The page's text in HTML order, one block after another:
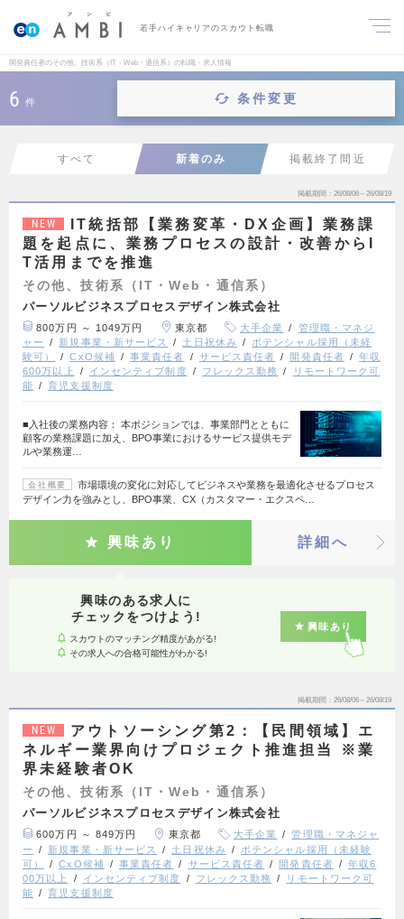
若手ハイキャリアのスカウト転職
開発責任者のその他、技術系（IT・Web・通信系）の転職・求人情報
6 件 条件変更
すべて 新着のみ 掲載終了間近
掲載期間 26/08/06～26/08/19
NEW
IT統括部【業務変革・DX企画】業務課
題を起点に、業務プロセスの設計・改善からI
T活用までを推進
その他、技術系（IT・Web・通信系）
パーソルビジネスプロセスデザイン株式会社
800万円 ～ 1049万円 東京都 大手企業
管理職・マネジ
ャー
新規事業・新サービス 土日祝休み
ポテンシャル採用（未経
験可）
CxO候補 事業責任者 サービス責任者 開発責任者
年収
600万以上
インセンティブ制度 フレックス勤務
リモートワーク可
能
育児支援制度
■入社後の業務内容： 本ポジションでは、事業部門とともに
顧客の業務課題に加え、BPO事業におけるサービス提供モデ
ルや業務運…
会社概要
市場環境の変化に対応してビジネスや業務を最適化させるプロセス
デザイン力を強みとし、BPO事業、CX（カスタマー・エクスペ…
興味あり 詳細へ
興味のある求人に
チェックをつけよう!
スカウトのマッチング精度があがる!
その求人への合格可能性がわかる!
興味あり
掲載期間 26/08/06～26/08/19
NEW
アウトソーシング第2：【民間領域】エ
ネルギー業界向けプロジェクト推進担当 ※業
界未経験者OK
その他、技術系（IT・Web・通信系）
パーソルビジネスプロセスデザイン株式会社
600万円 ～ 849万円 東京都 大手企業
管理職・マネジャ
ー
新規事業・新サービス 土日祝休み
ポテンシャル採用（未経験
可）
CxO候補 事業責任者 サービス責任者 開発責任者
年収6
00万以上
インセンティブ制度 フレックス勤務
リモートワーク可
能
育児支援制度